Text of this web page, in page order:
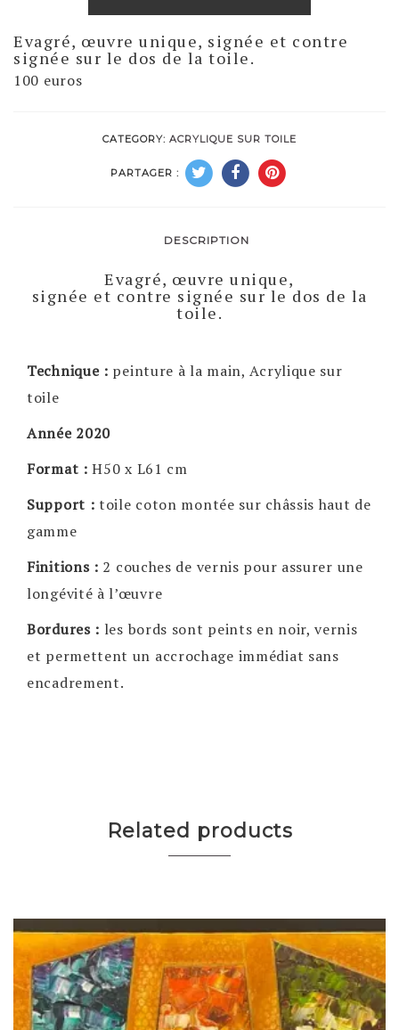
Evagré, œuvre unique, signée et contre
signée sur le dos de la toile.
100 euros
CATEGORY: ACRYLIQUE SUR TOILE
PARTAGER :
DESCRIPTION
Evagré, œuvre unique,
signée et contre signée sur le dos de la
toile.
Technique : peinture à la main, Acrylique sur
toile
Année 2020
Format : H50 x L61 cm
Support : toile coton montée sur châssis haut de
gamme
Finitions : 2 couches de vernis pour assurer une
longévité à l’œuvre
Bordures : les bords sont peints en noir, vernis
et permettent un accrochage immédiat sans
encadrement.
Related products